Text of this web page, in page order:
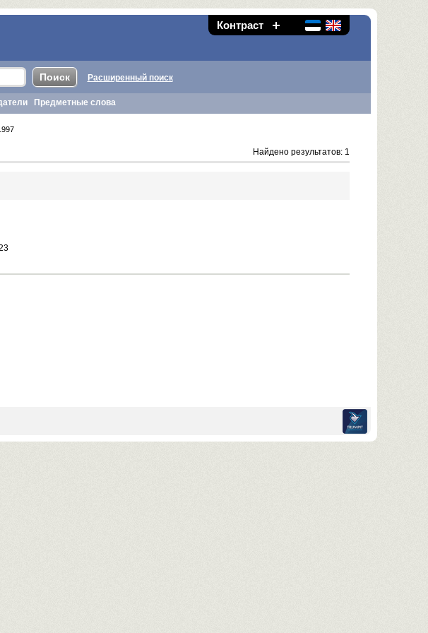
Контраст
Расширенный поиск
Предметные слова
Найдено результатов: 1